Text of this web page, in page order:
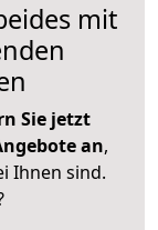
mit
Sie jetzt
an,
Ihnen sind.